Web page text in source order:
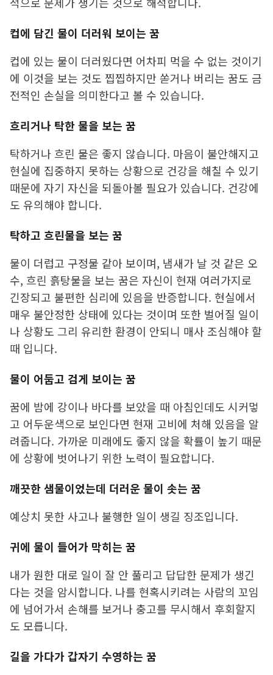
컵에 담긴 물이 더러워 보이는 꿈
컵에 있는 물이 더러웠다면 어차피 먹을 수 없는 것이기
에 이것을 보는 것도 찝찝하지만 쏟거나 버리는 꿈도 금
전적인 손실을 의미한다고 볼 수 있습니다.
흐리거나 탁한 물을 보는 꿈
탁하거나 흐린 물은 좋지 않습니다. 마음이 불안해지고
현실에 집중하지 못하는 상황으로 건강을 해칠 수 있기
때문에 자기 자신을 되돌아볼 필요가 있습니다. 건강에
도 유의해야 합니다.
탁하고 흐린물을 보는 꿈
물이 더럽고 구정물 같아 보이며, 냄새가 날 것 같은 오
수, 흐린 흙탕물을 보는 꿈은 자신이 현재 여러가지로
긴장되고 불편한 심리에 있음을 반증합니다. 현실에서
매우 불안정한 상태에 있다는 것이며 또한 벌어질 일이
나 상황도 그리 유리한 환경이 안되니 매사 조심해야 할
때 입니다.
물이 어둡고 검게 보이는 꿈
꿈에 밤에 강이나 바다를 보았을 때 아침인데도 시커멓
고 어두운색으로 보인다면 현재 고비에 처해 있음을 알
려줍니다. 가까운 미래에도 좋지 않을 확률이 높기 때문
에 상황에 벗어나기 위한 노력이 필요합니다.
깨끗한 샘물이었는데 더러운 물이 솟는 꿈
예상치 못한 사고나 불행한 일이 생길 징조입니다.
귀에 물이 들어가 막히는 꿈
내가 원한 대로 일이 잘 안 풀리고 답답한 문제가 생긴
다는 것을 암시합니다. 나를 현혹시키려는 사람의 꼬임
에 넘어가서 손해를 보거나 충고를 무시해서 후회할지
도 모릅니다.
길을 가다가 갑자기 수영하는 꿈